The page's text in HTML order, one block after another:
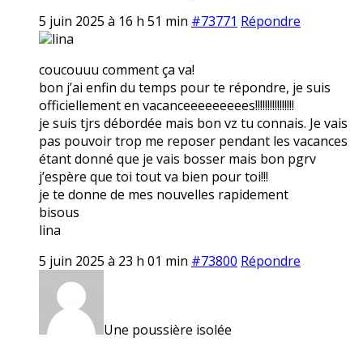
5 juin 2025 à 16 h 51 min #73771 Répondre
lina
coucouuu comment ça va!
bon j’ai enfin du temps pour te répondre, je suis
officiellement en vacanceeeeeeeees!!!!!!!!!!!!!!!!
je suis tjrs débordée mais bon vz tu connais. Je vais
pas pouvoir trop me reposer pendant les vacances
étant donné que je vais bosser mais bon pgrv
j’espère que toi tout va bien pour toi!!!
je te donne de mes nouvelles rapidement
bisous
lina
5 juin 2025 à 23 h 01 min #73800 Répondre
Une poussière isolée